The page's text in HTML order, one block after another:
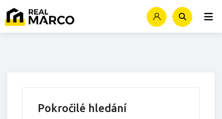
Skip
to
Pokročilé hledání